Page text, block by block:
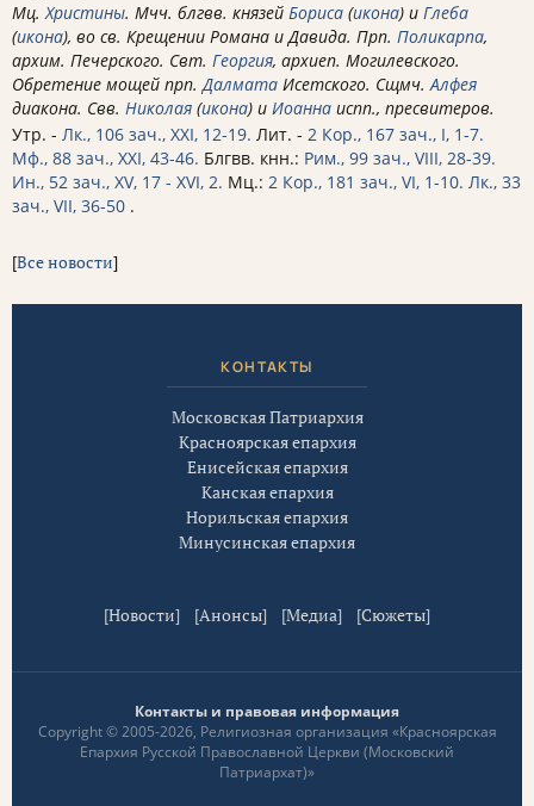
Мц.Христины. Мчч. блгвв. князей Бориса (икона) и Глеба
(икона), во св. Крещении Романа и Давида. Прп. Поликарпа,
архим. Печерского. Свт. Георгия, архиеп. Могилевского.
Обретение мощей прп.Далмата Исетского. Сщмч.Алфея
диакона. Свв. Николая (икона) и Иоанна испп., пресвитеров.
Утр. - Лк., 106 зач., XXI, 12-19. Лит. - 2 Кор., 167 зач., I, 1-7.
Мф., 88 зач., XXI, 43-46. Блгвв. кнн.: Рим., 99 зач., VIII, 28-39.
Ин., 52 зач., XV, 17 - XVI, 2. Мц.: 2 Кор., 181 зач., VI, 1-10. Лк., 33
зач., VII, 36-50 .
[Все новости]
КОНТАКТЫ
Московская Патриархия
Красноярская епархия
Енисейская епархия
Канская епархия
Норильская епархия
Минусинская епархия
[Новости] [Анонсы] [Медиа] [Сюжеты]
Контакты и правовая информация
Copyright © 2005-2026, Религиозная организация «Красноярская
Епархия Русской Православной Церкви (Московский
Патриархат)»